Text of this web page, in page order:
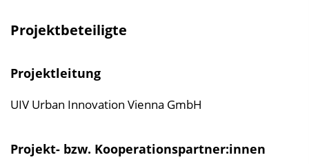
Projektbeteiligte
Projektleitung
UIV Urban Innovation Vienna GmbH
Projekt- bzw. Kooperationspartner:innen